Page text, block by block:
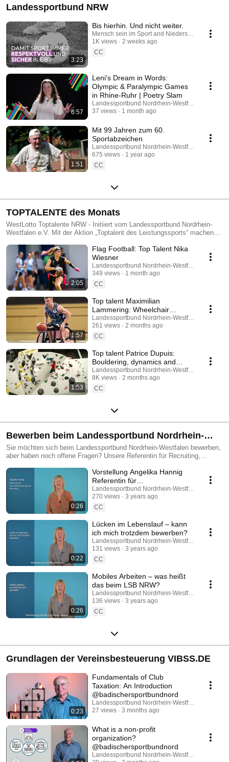
Landessportbund NRW
3:23
Bis hierhin. Und nicht weiter.
Mensch sein im Sport and Niedersächsische
1K views
2 weeks ago
CC
6:57
Leni's Dream in Words:
Olympic & Paralympic Games
in Rhine-Ruhr | Poetry Slam
Landessportbund Nordrhein-Westfalen e.V.
37 views
1 month ago
1:51
Mit 99 Jahren zum 60.
Sportabzeichen
Landessportbund Nordrhein-Westfalen e.V.
675 views
1 year ago
CC
TOPTALENTE des Monats
WestLotto Toptalente NRW - Initiiert vom Landessportbund Nordrhein-
Westfalen e.V. Mit der Aktion „Toptalent des Leistungssports“ machen
Jahr auf acht talentierte Sportler*innen in NRW aufmerksam, die durch
ihren sportlichen Einsatz bereits in jungen Jahren Erfolge verzeichnen. In
einem Videoportrait werden die Athlet*innen mit ihrer Sportart, ihren
Siegen und ihren sportlichen Zielen vorgestellt. Ziel ist es, die Toptalente
für ihre Leistungen zu würdigen und zugleich Menschen für den
(Nachwuchs-)Spitzensport zu begeistern.
2:05
Flag Football: Top Talent Nika
Wiesner
Landessportbund Nordrhein-Westfalen e.V.
349 views
1 month ago
CC
1:57
Top talent Maximilian
Lammering: Wheelchair
basketball player on his way to
the top of the world
Landessportbund Nordrhein-Westfalen e.V.
261 views
2 months ago
CC
1:53
Top talent Patrice Dupuis:
Bouldering, dynamics and
maximum strength in climbing
Landessportbund Nordrhein-Westfalen e.V.
8K views
2 months ago
CC
Bewerben beim Landessportbund Nordrhein-
Westfalen e.V.
Sie möchten sich beim Landessportbund Nordrhein-Westfalen bewerben,
aber haben noch offene Fragen? Unsere Referentin für Recruiting,
0:26
Vorstellung Angelika Hannig
Referentin für
Mitarbeiterentwicklung &
Recruiting beim
Landessportbund
Landessportbund Nordrhein-Westfalen e.V.
270 views
3 years ago
CC
0:22
Lücken im Lebenslauf – kann
ich mich trotzdem bewerben?
Landessportbund Nordrhein-Westfalen e.V.
131 views
3 years ago
CC
0:26
Mobiles Arbeiten – was heißt
das beim LSB NRW?
Landessportbund Nordrhein-Westfalen e.V.
136 views
3 years ago
CC
Grundlagen der Vereinsbesteuerung VIBSS.DE
0:23
Fundamentals of Club
Taxation: An Introduction
@badischersportbundnord
Landessportbund Nordrhein-Westfalen e.V.
27 views
3 months ago
What is a non-profit
organization?
@badischersportbundnord
Landessportbund Nordrhein-Westfalen e.V.